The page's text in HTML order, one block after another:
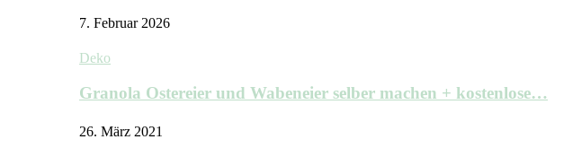
7. Februar 2026
Deko
Granola Ostereier und Wabeneier selber machen + kostenlose…
26. März 2021